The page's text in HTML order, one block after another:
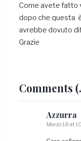
Come avete fatto
dopo che questa
avrebbe dovuto
Grazie
Comments
Azzurra
Marzo 18 at